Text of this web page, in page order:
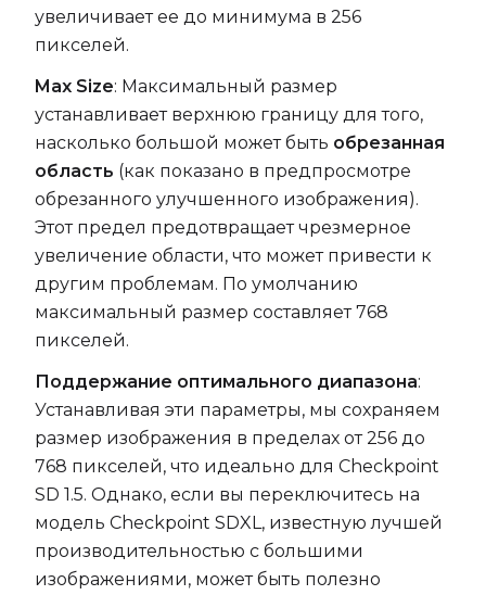
увеличивает ее до минимума в 256
пикселей.
Max Size: Максимальный размер
устанавливает верхнюю границу для того,
насколько большой может быть обрезанная
область (как показано в предпросмотре
обрезанного улучшенного изображения).
Этот предел предотвращает чрезмерное
увеличение области, что может привести к
другим проблемам. По умолчанию
максимальный размер составляет 768
пикселей.
Поддержание оптимального диапазона:
Устанавливая эти параметры, мы сохраняем
размер изображения в пределах от 256 до
768 пикселей, что идеально для Checkpoint
SD 1.5. Однако, если вы переключитесь на
модель Checkpoint SDXL, известную лучшей
производительностью с большими
изображениями, может быть полезно